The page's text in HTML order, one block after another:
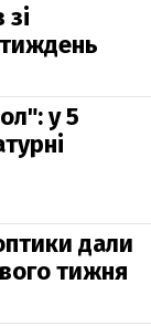
у 5
дали
тижня